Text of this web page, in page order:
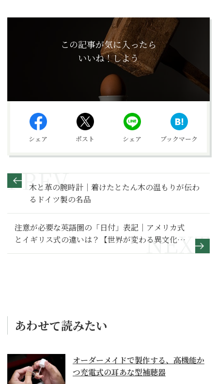
この記事が気に入ったら
いいね！しよう
シェア ポスト シェア ブックマーク
木と革の腕時計｜着けたとたん木の温もりが伝わ
るドイツ製の名品
注意が必要な英語圏の「日付」表記｜アメリカ式
とイギリス式の違いは？【世界が変わる異文化理
解レッスン 基礎編 3】
あわせて読みたい
オーダーメイドで製作する、高機能か
つ充電式の耳あな型補聴器